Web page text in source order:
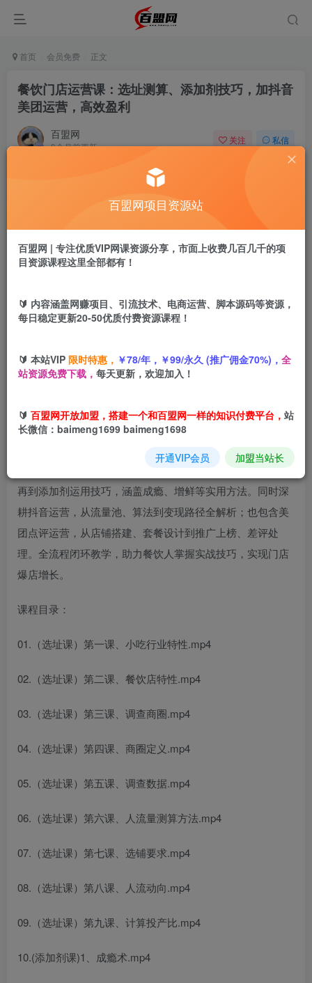
首页 会员免费 正文
餐饮门店运营课：选址测算、添加剂技巧，加抖音
美团运营，高效盈利
百盟网
9个月前更新
关注 私信
盟币9.9
立即购买
课程介绍：
从前期选址入手，详解商圈调查、人流量测算等核心要点；
再到添加剂运用技巧，涵盖成瘾、增鲜等实用方法。同时深
耕抖音运营，从流量池、算法到变现路径全解析；也包含美
团点评运营，从店铺搭建、套餐设计到推广上榜、差评处
理。全流程闭环教学，助力餐饮人掌握实战技巧，实现门店
爆店增长。
课程目录：
01.（选址课）第一课、小吃行业特性.mp4
02.（选址课）第二课、餐饮店特性.mp4
03.（选址课）第三课、调查商圈.mp4
04.（选址课）第四课、商圈定义.mp4
05.（选址课）第五课、调查数据.mp4
06.（选址课）第六课、人流量测算方法.mp4
07.（选址课）第七课、选铺要求.mp4
08.（选址课）第八课、人流动向.mp4
09.（选址课）第九课、计算投产比.mp4
10.(添加剂课)1、成瘾术.mp4
百盟网项目资源站
百盟网 | 专注优质VIP网课资源分享，市面上收费几百几千的项
目资源课程这里全部都有！
🔰 内容涵盖网赚项目、引流技术、电商运营、脚本源码等资源，
每日稳定更新20-50优质付费资源课程！
🔰 本站VIP 限时特惠， ￥78/年，￥99/永久 (推广佣金70%)， 全
站资源免费下载， 每天更新，欢迎加入！
🔰 百盟网开放加盟，搭建一个和百盟网一样的知识付费平台， 站
长微信：baimeng1699 baimeng1698
开通VIP会员 加盟当站长